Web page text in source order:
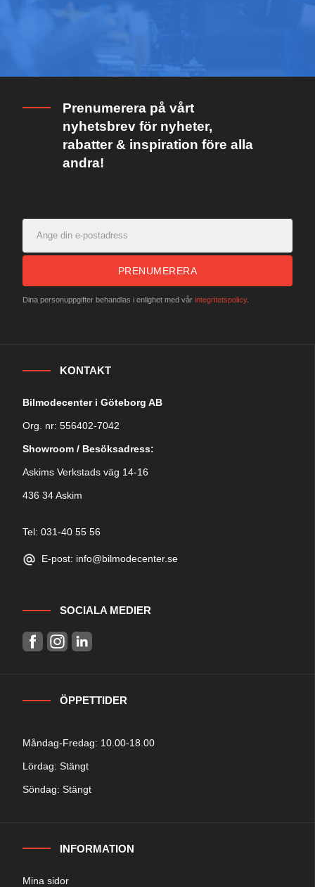
Prenumerera på vårt
nyhetsbrev för nyheter,
rabatter & inspiration före alla
andra!
PRENUMERERA
Dina personuppgifter behandlas i enlighet med vår integritetspolicy.
KONTAKT
Bilmodecenter i Göteborg AB
Org. nr: 556402-7042
Showroom / Besöksadress:
Askims Verkstads väg 14-16
436 34 Askim
Tel: 031-40 55 56
E-post: info@bilmodecenter.se
SOCIALA MEDIER
ÖPPETTIDER
Måndag-Fredag: 10.00-18.00
Lördag: Stängt
Söndag: Stängt
INFORMATION
Mina sidor